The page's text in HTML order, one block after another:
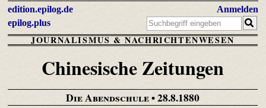
edition.epilog.de
epilog.plus
Anmelden
JOURNALISMUS & NACHRICHTENWESEN
Chinesische Zeitungen
Die Abendschule• 28.8.1880